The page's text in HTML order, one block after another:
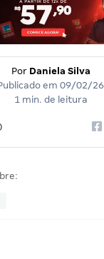
Por Daniela Silva
em 09/02/26
1 min. de leitura